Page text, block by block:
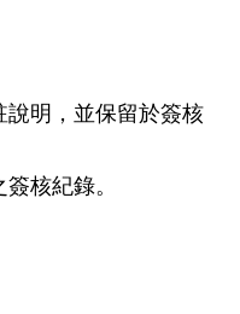
明，並保留於簽核
核紀錄。